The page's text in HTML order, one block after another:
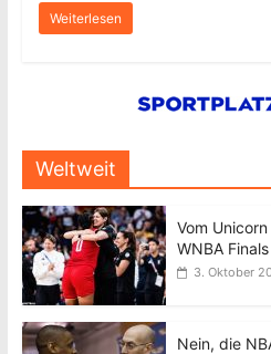
Weiterlesen
Weltweit
Vom
WNBA Finals
3. Oktober
Nein, die